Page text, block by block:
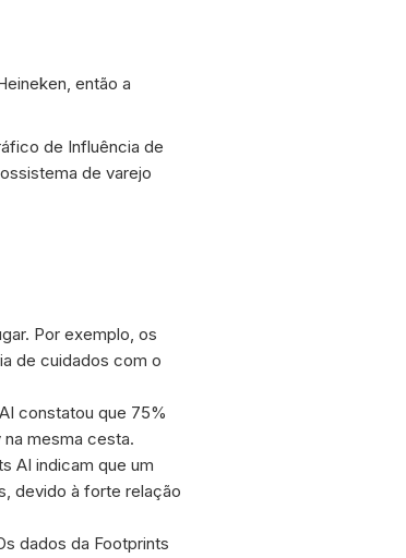
então a
de Influência de
de varejo
Por exemplo, os
de cuidados com o
constatou que 75%
mesma cesta.
AI indicam que um
devido à forte relação
dados da Footprints